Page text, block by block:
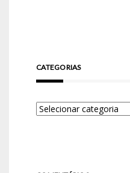
CATEGORIAS